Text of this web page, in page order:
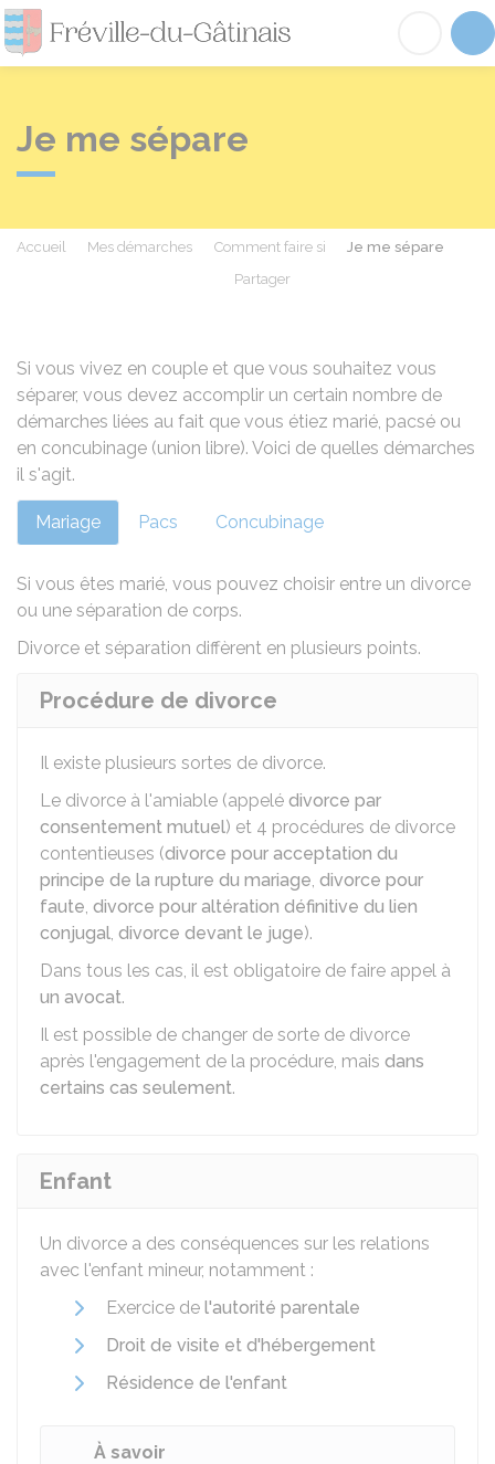
Fréville-du-
Je me sépare
Accueil Mes démarches Comment faire si
Je me sépare
Partager
Si vous vivez en couple et que vous souhaitez vous
séparer, vous devez accomplir un certain nombre de
démarches liées au fait que vous étiez marié, pacsé ou
en concubinage (union libre). Voici de quelles démarches
il s'agit.
Mariage Pacs Concubinage
Si vous êtes marié, vous pouvez choisir entre un divorce
ou une séparation de corps.
Divorce et séparation diffèrent en plusieurs points.
Procédure de divorce
Il existe plusieurs sortes de divorce.
Le divorce à l'amiable (appelé divorce par
consentement mutuel) et 4 procédures de divorce
contentieuses (divorce pour acceptation du
principe de la rupture du mariage, divorce pour
faute, divorce pour altération définitive du lien
conjugal, divorce devant le juge).
Dans tous les cas, il est obligatoire de faire appel à
un avocat.
Il est possible de changer de sorte de divorce
après l'engagement de la procédure, mais dans
certains cas seulement.
Enfant
Un divorce a des conséquences sur les relations
avec l'enfant mineur, notamment :
Exercice de l'autorité parentale
Droit de visite et d'hébergement
Résidence de l'enfant
À savoir